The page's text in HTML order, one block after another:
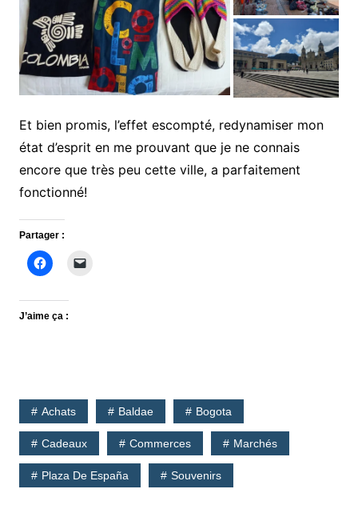
Et bien promis, l’effet escompté, redynamiser mon
état d’esprit en me prouvant que je ne connais
encore que très peu cette ville, a parfaitement
fonctionné!
Partager :
J’aime ça :
Achats Baldae Bogota
Cadeaux Commerces Marchés
Plaza De España Souvenirs